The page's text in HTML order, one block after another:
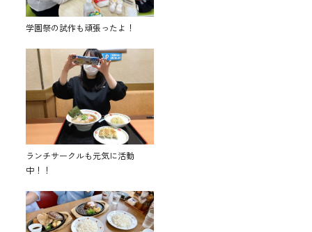
学園祭の試作も頑張ったよ！
ランチサークルも元気に活動
中！！